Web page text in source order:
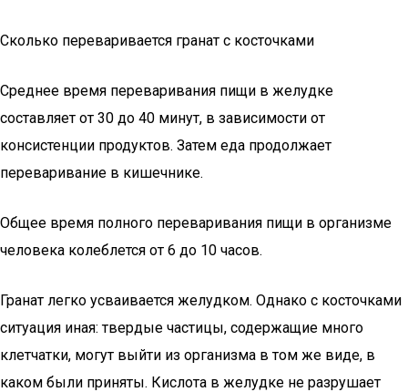
Сколько переваривается гранат с косточками
Среднее время переваривания пищи в желудке
составляет от 30 до 40 минут, в зависимости от
консистенции продуктов. Затем еда продолжает
переваривание в кишечнике.
Общее время полного переваривания пищи в организме
человека колеблется от 6 до 10 часов.
Гранат легко усваивается желудком. Однако с косточками
ситуация иная: твердые частицы, содержащие много
клетчатки, могут выйти из организма в том же виде, в
каком были приняты. Кислота в желудке не разрушает